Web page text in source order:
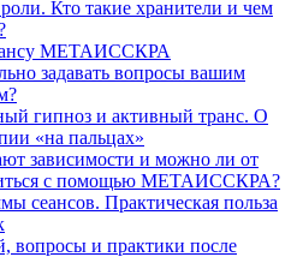
Кто такие хранители и чем
МЕТАИССКРА
задавать вопросы вашим
гипноз и активный транс. О
«на пальцах»
зависимости и можно ли от
с помощью МЕТАИССКРА?
сеансов. Практическая польза
вопросы и практики после